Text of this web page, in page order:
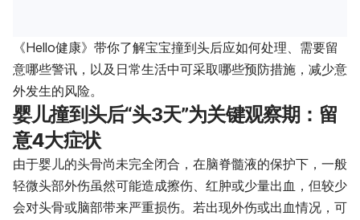
《Hello健康》带你了解宝宝撞到头后应如何处理、需要留
意哪些警讯，以及日常生活中可采取哪些预防措施，减少意
外发生的风险。
婴儿撞到头后“头3天”为关键观察期：留
意4大症状
由于婴儿的头骨尚未完全闭合，在脑脊髓液的保护下，一般
轻微头部外伤虽然可能造成擦伤、红肿或少量出血，但较少
会对头骨或脑部带来严重损伤。若出现外伤或出血情况，可